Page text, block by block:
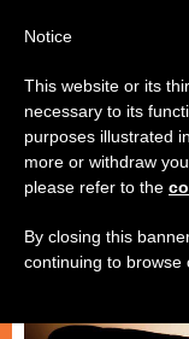
SPIRITUALITÀ E
Notice
This website or its
necessary to its
purposes illustrated
more or withdraw
please refer to the
By closing this
continuing to browse